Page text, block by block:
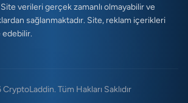
Site verileri gerçek zamanlı olmayabilir ve
sağlanmaktadır. Site, reklam içerikleri
edebilir.
Tüm Hakları Saklıdır